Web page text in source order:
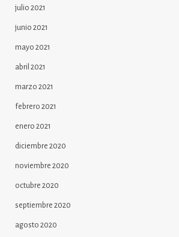
julio 2021
junio 2021
mayo 2021
abril 2021
marzo 2021
febrero 2021
enero 2021
diciembre 2020
noviembre 2020
octubre 2020
septiembre 2020
agosto 2020